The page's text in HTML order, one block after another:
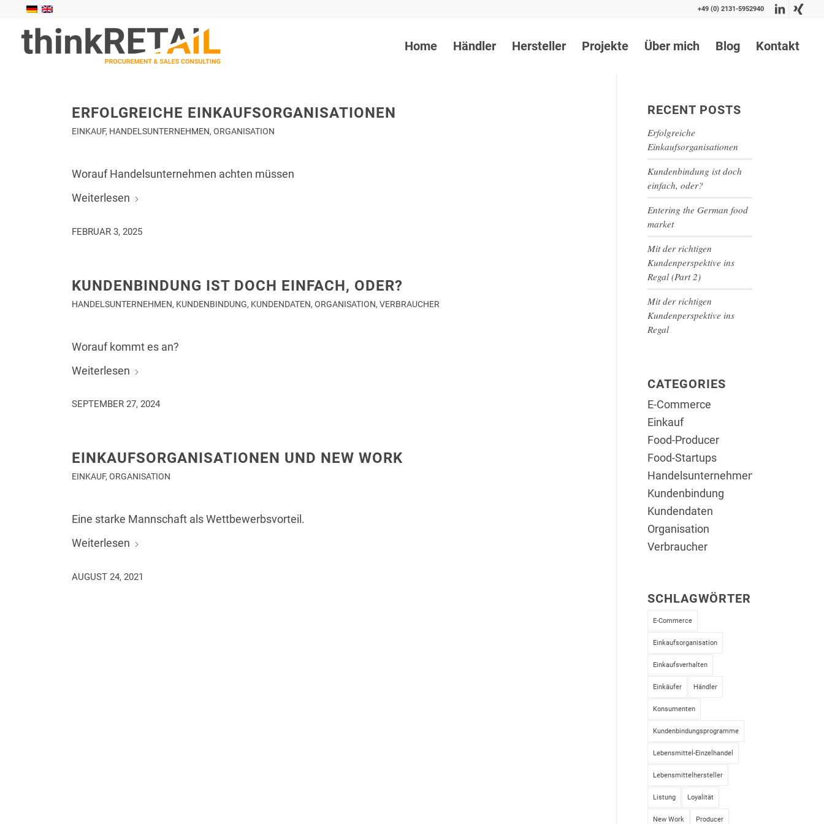
+49 (0) 2131-5952940
Home Händler Hersteller Projekte Über mich Blog Kontakt
ERFOLGREICHE EINKAUFSORGANISATIONEN
EINKAUF, HANDELSUNTERNEHMEN,ORGANISATION
Worauf Handelsunternehmen achten müssen
Weiterlesen
FEBRUAR 3, 2025
KUNDENBINDUNG IST DOCH EINFACH, ODER?
HANDELSUNTERNEHMEN, KUNDENBINDUNG, KUNDENDATEN,ORGANISATION,VERBRAUCHER
Worauf kommt es an?
Weiterlesen
SEPTEMBER 27, 2024
EINKAUFSORGANISATIONEN UND NEW WORK
EINKAUF,ORGANISATION
Eine starke Mannschaft als Wettbewerbsvorteil.
Weiterlesen
AUGUST 24, 2021
RECENT POSTS
Erfolgreiche
Einkaufsorganisationen
Kundenbindung ist doch
einfach, oder?
Entering the German food
market
Mit der richtigen
Kundenperspektive ins
Regal (Part 2)
Mit der richtigen
Kundenperspektive ins
Regal
CATEGORIES
E-Commerce
Einkauf
Food-Producer
Food-Startups
Handelsunternehmen
Kundenbindung
Kundendaten
Organisation
Verbraucher
SCHLAGWÖRTER
E-Commerce
Einkaufsorganisation
Einkaufsverhalten
Einkäufer Händler
Konsumenten
Kundenbindungsprogramme
Lebensmittel-Einzelhandel
Lebensmittelhersteller
Listung Loyalität
New Work Producer